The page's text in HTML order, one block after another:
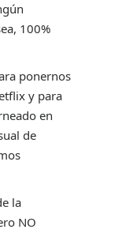
100%
ponernos
y para
en
de
la
NO